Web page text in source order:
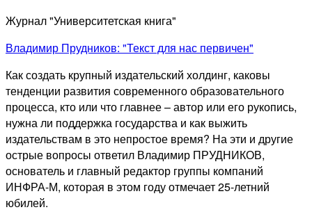
Журнал "Университетская книга"
Владимир Прудников: "Текст для нас первичен"
Как создать крупный издательский холдинг, каковы
тенденции развития современного образовательного
процесса, кто или что главнее – автор или его рукопись,
нужна ли поддержка государства и как выжить
издательствам в это непростое время? На эти и другие
острые вопросы ответил Владимир ПРУДНИКОВ,
основатель и главный редактор группы компаний
ИНФРА-М, которая в этом году отмечает 25-летний
юбилей.